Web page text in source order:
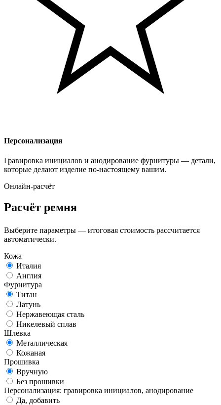
Персонализация
Гравировка инициалов и анодирование фурнитуры — детали,
которые делают изделие по-настоящему вашим.
Онлайн-расчёт
Расчёт ремня
Выберите параметры — итоговая стоимость рассчитается
автоматически.
Кожа
Италия
Англия
Фурнитура
Титан
Латунь
Нержавеющая сталь
Никелевый сплав
Шлевка
Металлическая
Кожаная
Прошивка
Вручную
Без прошивки
Персонализация: гравировка инициалов, анодирование
Да, добавить